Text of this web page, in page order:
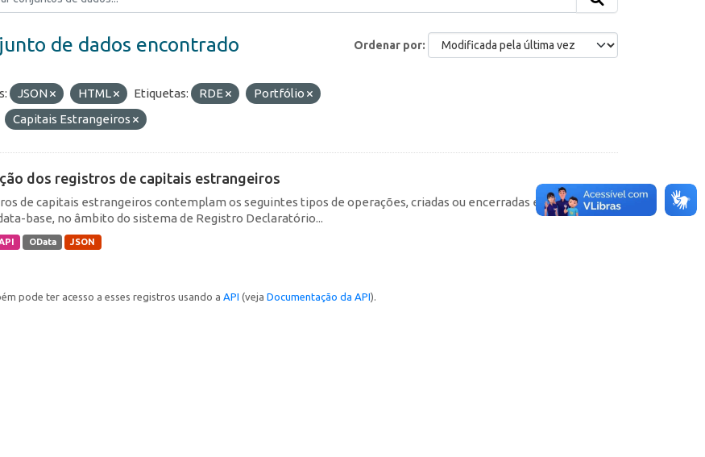
Ordenar por
de dados encontrado
JSON HTML Etiquetas: RDE
Portfólio
Capitais Estrangeiros
dos registros de capitais estrangeiros
de capitais estrangeiros contemplam os seguintes tipos de operações, criadas ou encerradas em cada
base, no âmbito do sistema de Registro Declaratório...
OData JSON
pode ter acesso a esses registros usando a API (veja Documentação da API).